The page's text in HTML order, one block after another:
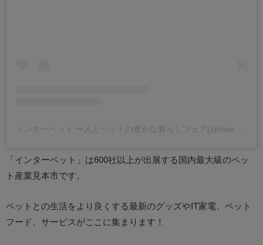
インターペット 〜人とペットの豊かな暮らしフェア(@interpetsofficial)がシェアした投稿
「インターペット」は600社以上が出展する国内最大級のペッ
ト産業見本市です。
ペットとの生活をより良くする最新のグッズやIT家電、ペット
フード、サービスがここに集まります！